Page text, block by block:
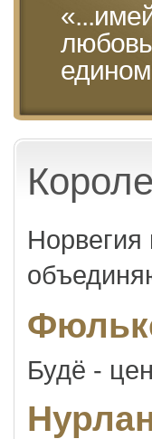
Норвегия
Будё -